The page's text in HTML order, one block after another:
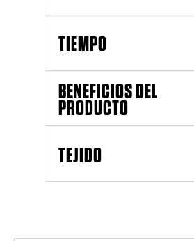
TIEMPO
BENEFICIOS DEL
PRODUCTO
TEJIDO